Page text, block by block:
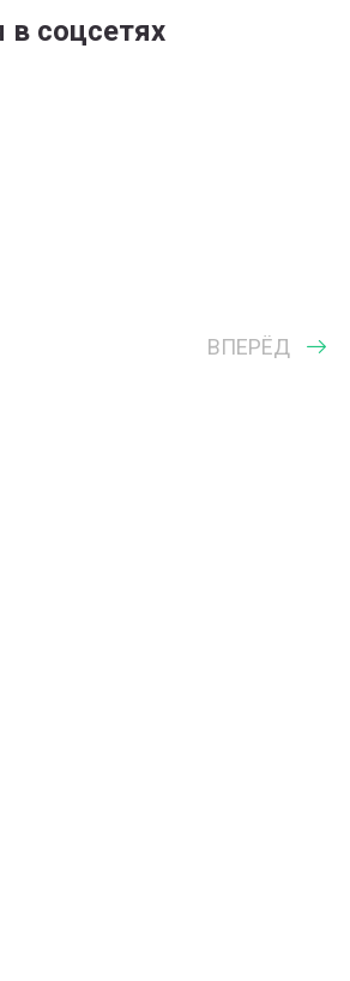
в соцсетях
ВПЕРЁД